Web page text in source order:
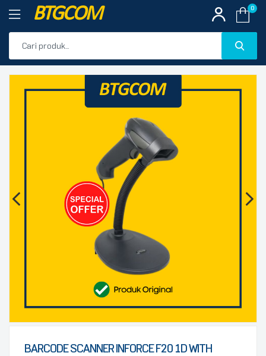
BTGCOM 0
PRODUK UNGGULAN
PRODUK TERBARU
🔍
BARCODE SCANNER INFORCE F20 1D WITH